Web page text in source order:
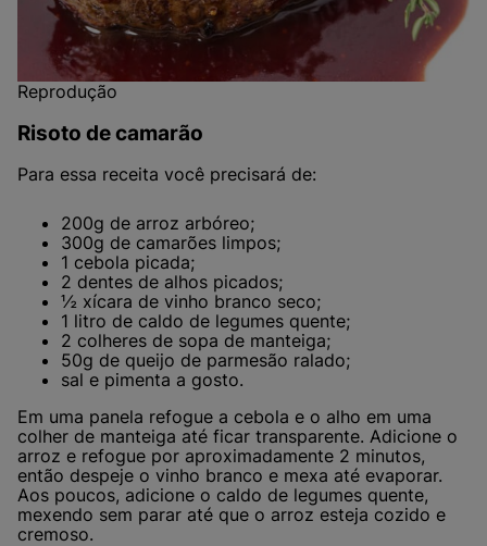
Reprodução
Risoto de camarão
Para essa receita você precisará de:
200g de arroz arbóreo;
300g de camarões limpos;
1 cebola picada;
2 dentes de alhos picados;
½ xícara de vinho branco seco;
1 litro de caldo de legumes quente;
2 colheres de sopa de manteiga;
50g de queijo de parmesão ralado;
sal e pimenta a gosto.
Em uma panela refogue a cebola e o alho em uma
colher de manteiga até ficar transparente. Adicione o
arroz e refogue por aproximadamente 2 minutos,
então despeje o vinho branco e mexa até evaporar.
Aos poucos, adicione o caldo de legumes quente,
mexendo sem parar até que o arroz esteja cozido e
cremoso.